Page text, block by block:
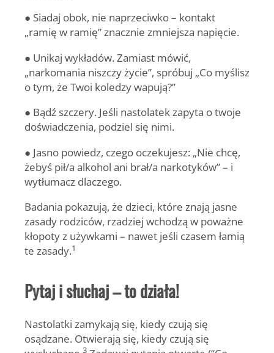
● Siadaj obok, nie naprzeciwko – kontakt
„ramię w ramię” znacznie zmniejsza napięcie.
● Unikaj wykładów. Zamiast mówić,
„narkomania niszczy życie”, spróbuj „Co myślisz
o tym, że Twoi koledzy wapują?”
● Bądź szczery. Jeśli nastolatek zapyta o twoje
doświadczenia, podziel się nimi.
● Jasno powiedz, czego oczekujesz: „Nie chcę,
żebyś pił/a alkohol ani brał/a narkotyków” – i
wytłumacz dlaczego.
Badania pokazują, że dzieci, które znają jasne
zasady rodziców, rzadziej wchodzą w poważne
kłopoty z używkami – nawet jeśli czasem łamią
te zasady.1
Pytaj i słuchaj – to działa!
Nastolatki zamykają się, kiedy czują się
osądzane. Otwierają się, kiedy czują się
3